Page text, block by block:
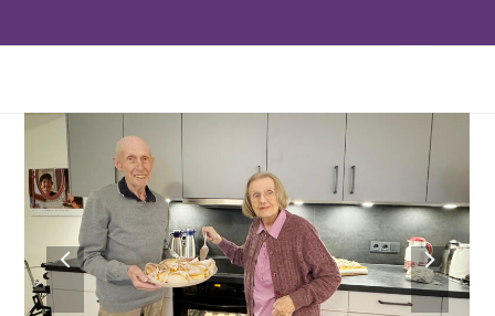
previous
slide
next
slide